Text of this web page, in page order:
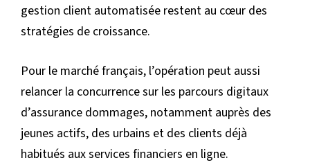
gestion client automatisée restent au cœur des
stratégies de croissance.
Pour le marché français, l’opération peut aussi
relancer la concurrence sur les parcours digitaux
d’assurance dommages, notamment auprès des
jeunes actifs, des urbains et des clients déjà
habitués aux services financiers en ligne.